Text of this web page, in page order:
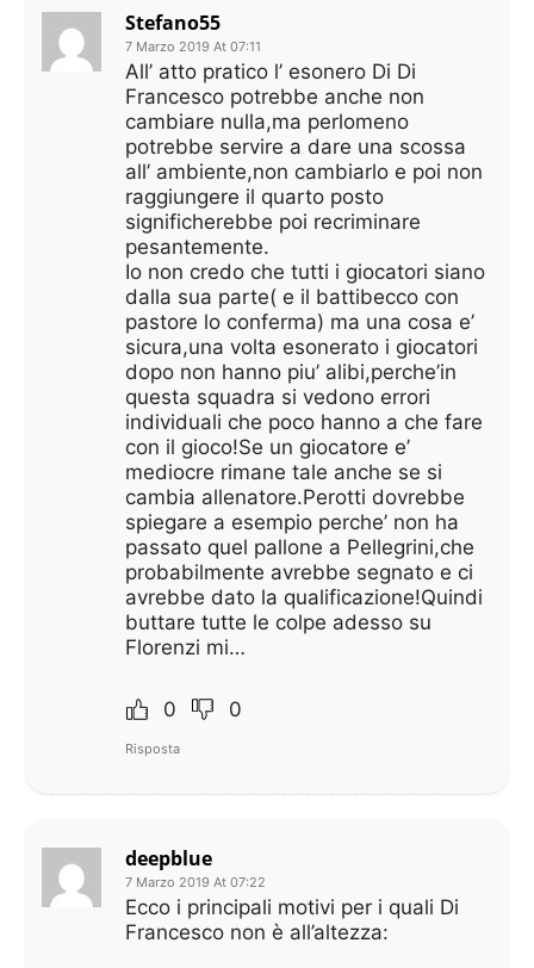
Stefano55
7 Marzo 2019 At 07:11
All’ atto pratico l’ esonero Di Di
Francesco potrebbe anche non
cambiare nulla,ma perlomeno
potrebbe servire a dare una scossa
all’ ambiente,non cambiarlo e poi non
raggiungere il quarto posto
significherebbe poi recriminare
pesantemente.
Io non credo che tutti i giocatori siano
dalla sua parte( e il battibecco con
pastore lo conferma) ma una cosa e’
sicura,una volta esonerato i giocatori
dopo non hanno piu’ alibi,perche’in
questa squadra si vedono errori
individuali che poco hanno a che fare
con il gioco!Se un giocatore e’
mediocre rimane tale anche se si
cambia allenatore.Perotti dovrebbe
spiegare a esempio perche’ non ha
passato quel pallone a Pellegrini,che
probabilmente avrebbe segnato e ci
avrebbe dato la qualificazione!Quindi
buttare tutte le colpe adesso su
Florenzi mi…
0 0
Risposta
deepblue
7 Marzo 2019 At 07:22
Ecco i principali motivi per i quali Di
Francesco non è all’altezza: